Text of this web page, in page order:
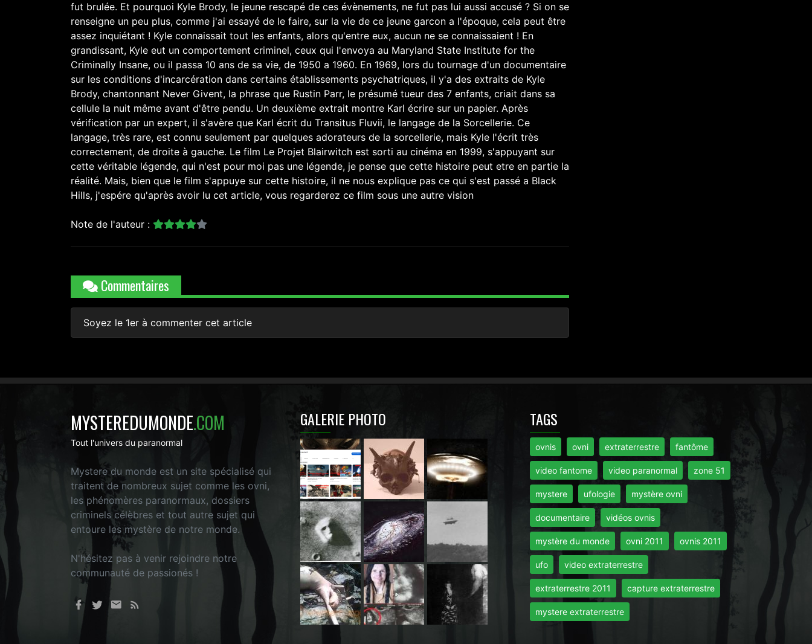
fut brulée. Et pourquoi Kyle Brody, le jeune rescapé de ces évènements, ne fut pas lui aussi accusé ? Si on se
renseigne un peu plus, comme j'ai essayé de le faire, sur la vie de ce jeune garcon a l'époque, cela peut être
assez inquiétant ! Kyle connaissait tout les enfants, alors qu'entre eux, aucun ne se connaissaient ! En
grandissant, Kyle eut un comportement criminel, ceux qui l'envoya au Maryland State Institute for the
Criminally Insane, ou il passa 10 ans de sa vie, de 1950 a 1960. En 1969, lors du tournage d'un documentaire
sur les conditions d'incarcération dans certains établissements psychatriques, il y'a des extraits de Kyle
Brody, chantonnant Never Givent, la phrase que Rustin Parr, le présumé tueur des 7 enfants, criait dans sa
cellule la nuit même avant d'être pendu. Un deuxième extrait montre Karl écrire sur un papier. Après
vérification par un expert, il s'avère que Karl écrit du Transitus Fluvii, le langage de la Sorcellerie. Ce
langage, très rare, est connu seulement par quelques adorateurs de la sorcellerie, mais Kyle l'écrit très
correctement, de droite à gauche. Le film Le Projet Blairwitch est sorti au cinéma en 1999, s'appuyant sur
cette véritable légende, qui n'est pour moi pas une légende, je pense que cette histoire peut etre en partie la
réalité. Mais, bien que le film s'appuye sur cette histoire, il ne nous explique pas ce qui s'est passé a Black
Hills, j'espére qu'après avoir lu cet article, vous regarderez ce film sous une autre vision
Note de l'auteur :
Commentaires
Soyez le 1er à commenter cet article
MYSTEREDUMONDE.COM
Tout l'univers du paranormal
Mystere du monde est un site spécialisé qui
traitent de nombreux sujet comme les ovni,
les phénomères paranormaux, dossiers
criminels célèbres et tout autre sujet qui
entoure les mystère de notre monde.
N'hésitez pas à venir rejoindre notre
communauté de passionés !
GALERIE PHOTO TAGS
ovnis ovni extraterrestre fantôme
video fantome video paranormal zone 51
mystere ufologie mystère ovni
documentaire vidéos ovnis
mystère du monde ovni 2011 ovnis 2011
ufo video extraterrestre
extraterrestre 2011 capture extraterrestre
mystere extraterrestre